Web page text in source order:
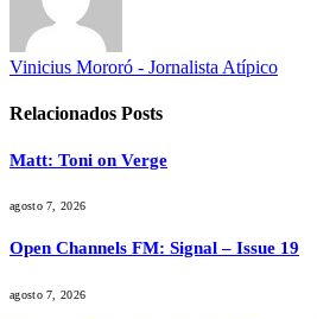
Vinicius Mororó - Jornalista Atípico
Relacionados Posts
Matt: Toni on Verge
agosto 7, 2026
Open Channels FM: Signal – Issue 19
agosto 7, 2026